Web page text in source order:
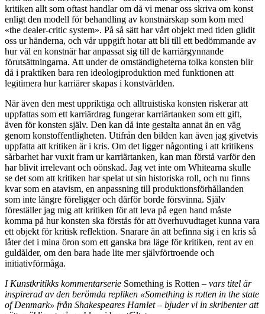
kritiken allt som oftast handlar om då vi menar oss skriva om konst
enligt den modell för behandling av konstnärskap som kom med
«the dealer-critic system». På så sätt har vårt objekt med tiden glidit
oss ur händerna, och vår uppgift hotar att bli till ett bedömmande av
hur väl en konstnär har anpassat sig till de karriärgynnande
förutsättningarna. Att under de omständigheterna tolka konsten blir
då i praktiken bara ren ideologiproduktion med funktionen att
legitimera hur karriärer skapas i konstvärlden.
När även den mest uppriktiga och alltruistiska konsten riskerar att
uppfattas som ett karriärdrag fungerar karriärtanken som ett gift,
även för konsten själv. Den kan då inte gestalta annat än en väg
genom konstoffentligheten. Utifrån den bilden kan även jag givetvis
uppfatta att kritiken är i kris. Om det ligger någonting i att kritikens
sårbarhet har vuxit fram ur karriärtanken kan man förstå varför den
har blivit irrelevant och oönskad. Jag vet inte om Whitearna skulle
se det som att kritiken har spelat ut sin historiska roll, och nu finns
kvar som en atavism, en anpassning till produktionsförhållanden
som inte längre föreligger och därför borde försvinna. Själv
föreställer jag mig att kritiken för att leva på egen hand måste
komma på hur konsten ska förstås för att överhuvudtaget kunna vara
ett objekt för kritisk reflektion. Snarare än att befinna sig i en kris så
låter det i mina öron som ett ganska bra läge för kritiken, rent av en
guldålder, om den bara hade lite mer självförtroende och
initiativförmåga.
I Kunstkritikks kommentarserie Something is Rotten – vars titel är
inspirerad av den berömda repliken «Something is rotten in the state
of Denmark» från Shakespeares Hamlet – bjuder vi in skribenter att